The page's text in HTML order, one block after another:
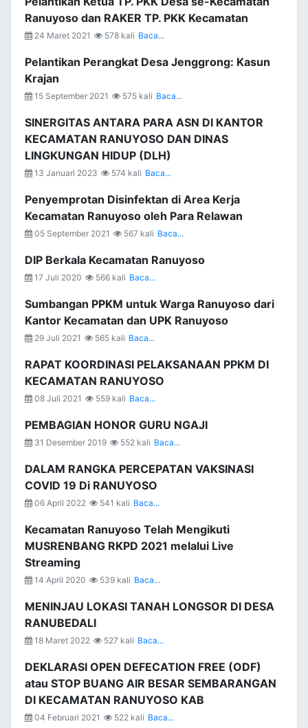
Ranuyoso dan RAKER TP. PKK Kecamatan
24 Maret 2021 578 kali Baca...
Pelantikan Perangkat Desa Jenggrong: Kasun
Krajan
15 September 2021 575 kali Baca...
SINERGITAS ANTARA PARA ASN DI KANTOR
KECAMATAN RANUYOSO DAN DINAS
LINGKUNGAN HIDUP (DLH)
13 Januari 2023 574 kali Baca...
Penyemprotan Disinfektan di Area Kerja
Kecamatan Ranuyoso oleh Para Relawan
05 September 2021 567 kali Baca...
DIP Berkala Kecamatan Ranuyoso
17 Juli 2020 566 kali Baca...
Sumbangan PPKM untuk Warga Ranuyoso dari
Kantor Kecamatan dan UPK Ranuyoso
29 Juli 2021 565 kali Baca...
RAPAT KOORDINASI PELAKSANAAN PPKM DI
KECAMATAN RANUYOSO
08 Juli 2021 559 kali Baca...
PEMBAGIAN HONOR GURU NGAJI
31 Desember 2019 552 kali Baca...
DALAM RANGKA PERCEPATAN VAKSINASI
COVID 19 Di RANUYOSO
06 April 2022 541 kali Baca...
Kecamatan Ranuyoso Telah Mengikuti
MUSRENBANG RKPD 2021 melalui Live
Streaming
14 April 2020 539 kali Baca...
MENINJAU LOKASI TANAH LONGSOR DI DESA
RANUBEDALI
18 Maret 2022 527 kali Baca...
DEKLARASI OPEN DEFECATION FREE (ODF)
atau STOP BUANG AIR BESAR SEMBARANGAN
DI KECAMATAN RANUYOSO KAB
04 Februari 2021 522 kali Baca...